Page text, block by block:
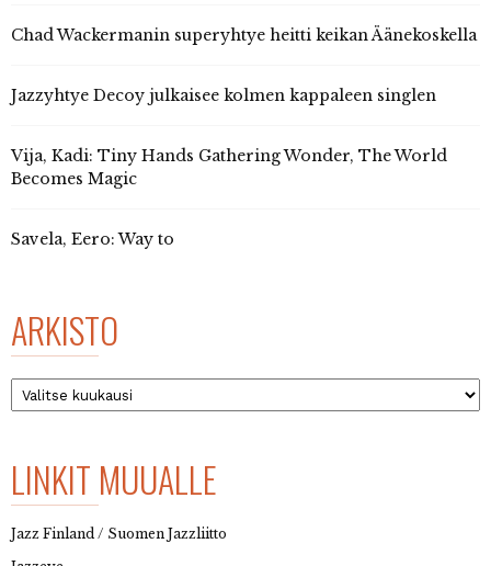
Chad Wackermanin superyhtye heitti keikan Äänekoskella
Jazzyhtye Decoy julkaisee kolmen kappaleen singlen
Vija, Kadi: Tiny Hands Gathering Wonder, The World
Becomes Magic
Savela, Eero: Way to
ARKISTO
Arkisto
LINKIT MUUALLE
Jazz Finland / Suomen Jazzliitto